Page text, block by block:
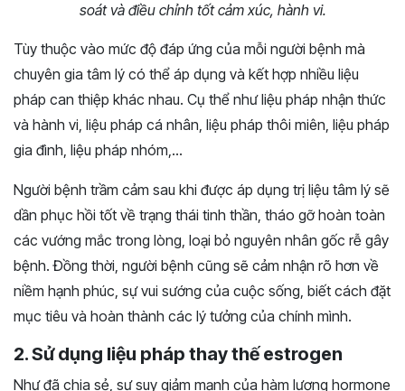
soát và điều chỉnh tốt cảm xúc, hành vi.
Tùy thuộc vào mức độ đáp ứng của mỗi người bệnh mà
chuyên gia tâm lý có thể áp dụng và kết hợp nhiều liệu
pháp can thiệp khác nhau. Cụ thể như liệu pháp nhận thức
và hành vi, liệu pháp cá nhân, liệu pháp thôi miên, liệu pháp
gia đình, liệu pháp nhóm,…
Người bệnh trầm cảm sau khi được áp dụng trị liệu tâm lý sẽ
dần phục hồi tốt về trạng thái tinh thần, tháo gỡ hoàn toàn
các vướng mắc trong lòng, loại bỏ nguyên nhân gốc rễ gây
bệnh. Đồng thời, người bệnh cũng sẽ cảm nhận rõ hơn về
niềm hạnh phúc, sự vui sướng của cuộc sống, biết cách đặt
mục tiêu và hoàn thành các lý tưởng của chính mình.
2. Sử dụng liệu pháp thay thế estrogen
Như đã chia sẻ, sự suy giảm mạnh của hàm lượng hormone